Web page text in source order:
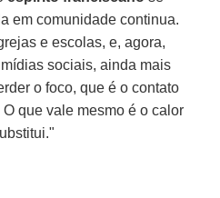
em comunidade continua.
e escolas, e, agora,
sociais, ainda mais
o foco, que é o contato
que vale mesmo é o calor